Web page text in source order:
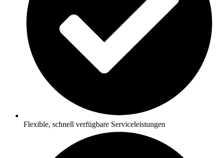
Flexible, schnell verfügbare Serviceleistungen